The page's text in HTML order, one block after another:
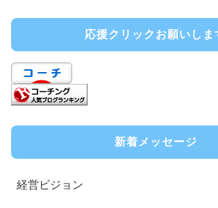
応援クリックお願いしま
新着メッセージ
経営ビジョン